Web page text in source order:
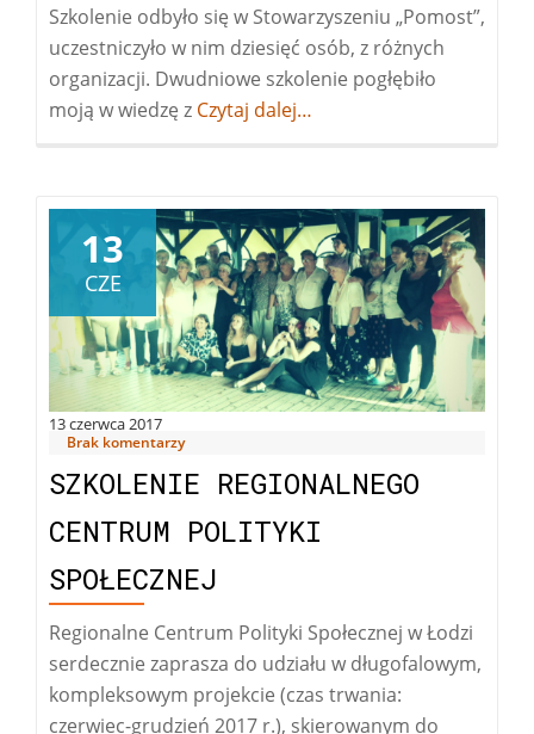
Szkolenie odbyło się w Stowarzyszeniu „Pomost”,
uczestniczyło w nim dziesięć osób, z różnych
organizacji. Dwudniowe szkolenie pogłębiło
moją w wiedzę z Więcej
koordynatorów
Czytaj dalej…
13 czerwca 2017
13
CZE
Brak komentarzy
SZKOLENIE REGIONALNEGO
CENTRUM POLITYKI
SPOŁECZNEJ
Regionalne Centrum Polityki Społecznej w Łodzi
serdecznie zaprasza do udziału w długofalowym,
kompleksowym projekcie (czas trwania:
czerwiec-grudzień 2017 r.), skierowanym do